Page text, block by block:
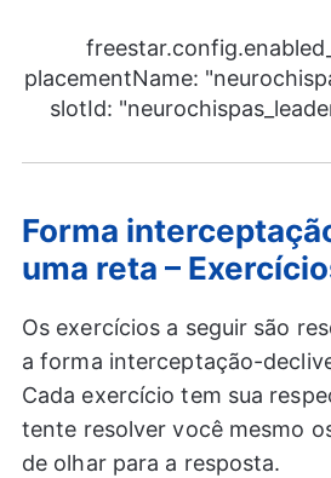
placementName:
slotId:
Forma
uma reta –
Os exercícios a seguir são
a forma interceptação-
Cada exercício tem sua
tente resolver você mesmo
de olhar para a resposta.